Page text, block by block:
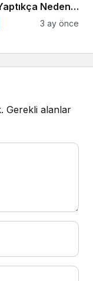
Neden
Zorlaşır?
3 ay önce
Gerekli alanlar